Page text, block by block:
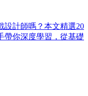
設計師嗎？本文精選20
帶你深度學習，從基礎